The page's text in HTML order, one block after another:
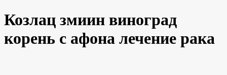
Козлац змиин виноград
корень с афона лечение рака